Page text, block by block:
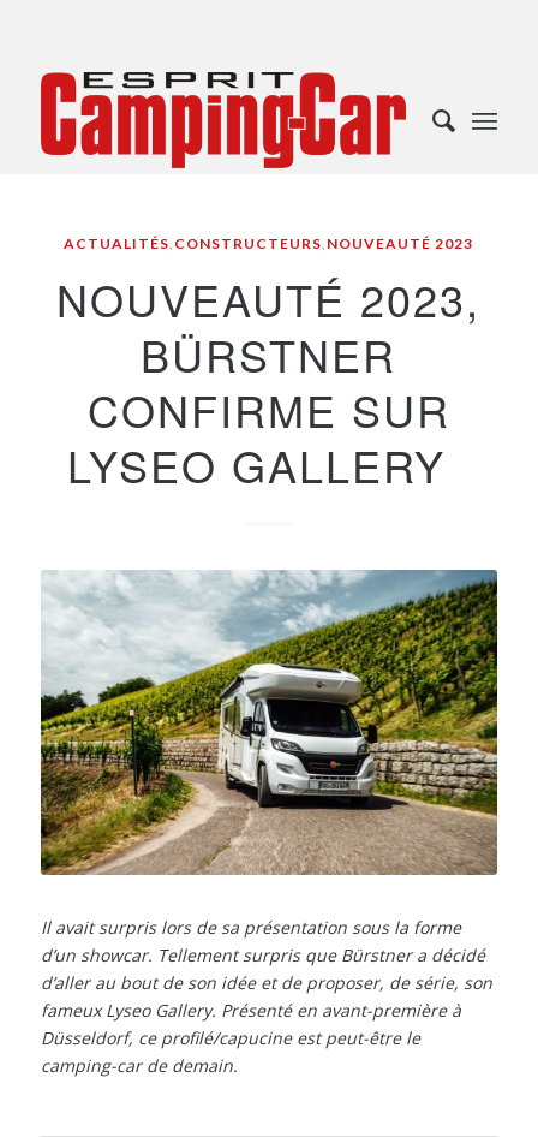
ACTUALITÉS, CONSTRUCTEURS, NOUVEAUTÉ 2023
NOUVEAUTÉ 2023,
BÜRSTNER
CONFIRME SUR
LYSEO GALLERY
Il avait surpris lors de sa présentation sous la forme
d’un showcar. Tellement surpris que Bürstner a décidé
d’aller au bout de son idée et de proposer, de série, son
fameux Lyseo Gallery. Présenté en avant-première à
Düsseldorf, ce profilé/capucine est peut-être le
camping-car de demain.